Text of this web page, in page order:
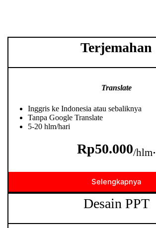
Terjemahan
Translate
Inggris ke Indonesia atau sebaliknya
Tanpa Google Translate
5-20 hlm/hari
Rp50.000/hlm.
Selengkapnya
Desain PPT